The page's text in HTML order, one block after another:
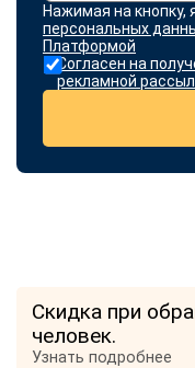
Нажимая на кнопку,
персональных
Платформой
Согласен на
рекламной
Скидка при
человек.
Узнать подробнее